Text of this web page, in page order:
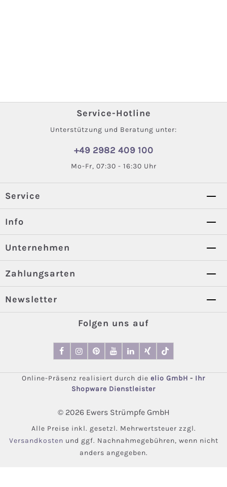
Service-Hotline
Unterstützung und Beratung unter:
+49 2982 409 100
Mo-Fr, 07:30 - 16:30 Uhr
Service
Info
Unternehmen
Zahlungsarten
Newsletter
Folgen uns auf
Online-Präsenz realisiert durch die elio GmbH - Ihr
Shopware Dienstleister
© 2026 Ewers Strümpfe GmbH
Alle Preise inkl. gesetzl. Mehrwertsteuer zzgl.
Versandkosten und ggf. Nachnahmegebühren, wenn nicht
anders angegeben.